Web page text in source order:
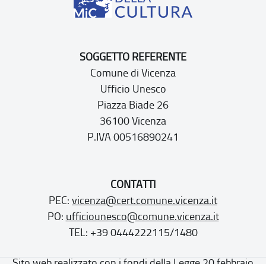
SOGGETTO REFERENTE
Comune di Vicenza
Ufficio Unesco
Piazza Biade 26
36100 Vicenza
P.IVA 00516890241
CONTATTI
PEC: vicenza@cert.comune.vicenza.it
PO: ufficiounesco@comune.vicenza.it
TEL: +39 0444222115/1480